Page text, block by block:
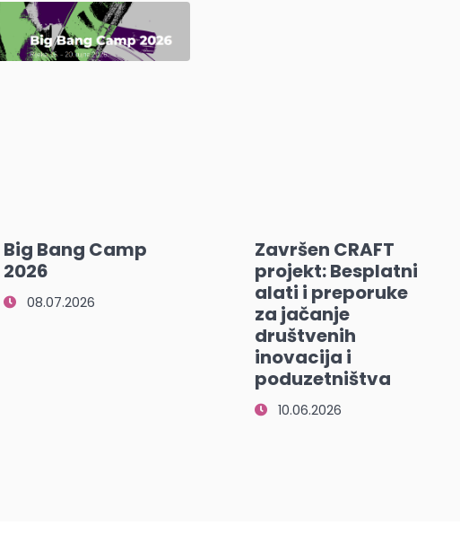
Big Bang Camp
2026
08.07.2026
Završen CRAFT
projekt: Besplatni
alati i preporuke
za jačanje
društvenih
inovacija i
poduzetništva
10.06.2026